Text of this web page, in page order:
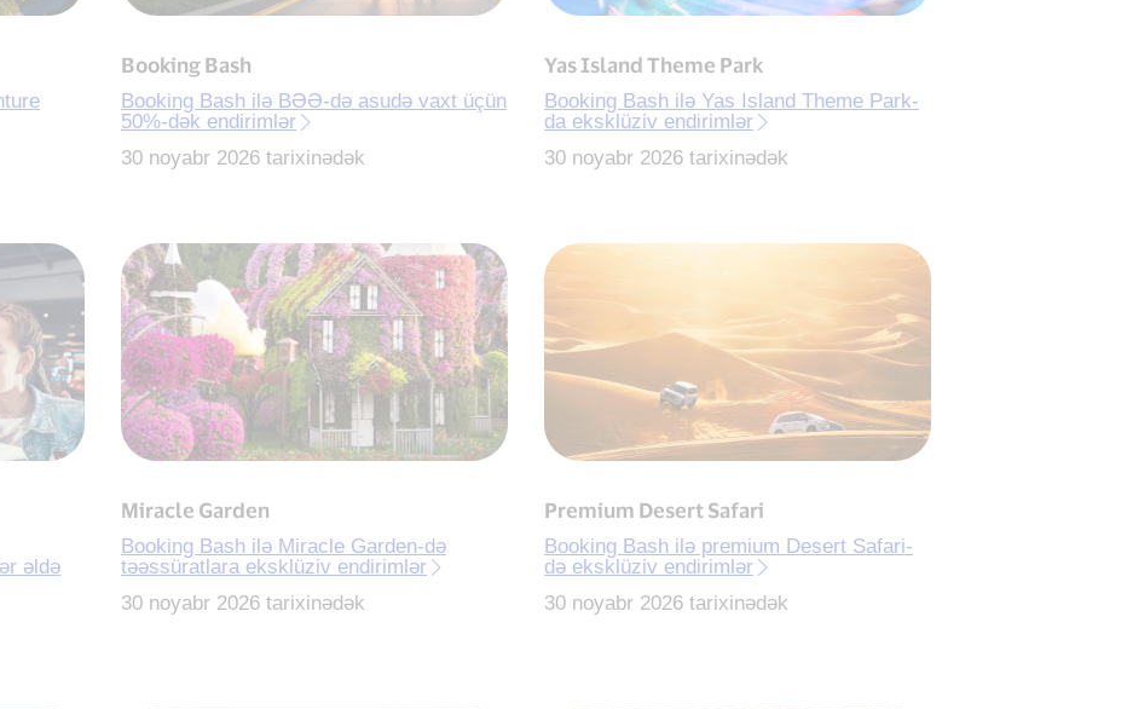
Booking Bash
Booking Bash ilə BƏƏ-də asudə vaxt üçün
50%-dək endirimlər
30 noyabr 2026 tarixinədək
Yas Island Theme Park
Booking Bash ilə Yas Island Theme Park-
da eksklüziv endirimlər
30 noyabr 2026 tarixinədək
əldə
Miracle Garden
Booking Bash ilə Miracle Garden-də
təəssüratlara eksklüziv endirimlər
30 noyabr 2026 tarixinədək
Premium Desert Safari
Booking Bash ilə premium Desert Safari-
də eksklüziv endirimlər
30 noyabr 2026 tarixinədək